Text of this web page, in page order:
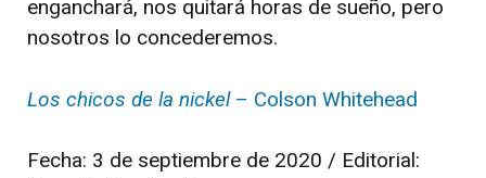
enganchará, nos quitará horas de sueño, pero
nosotros lo concederemos.
Los chicos de la nickel– Colson Whitehead
Fecha: 3 de septiembre de 2020 / Editorial: